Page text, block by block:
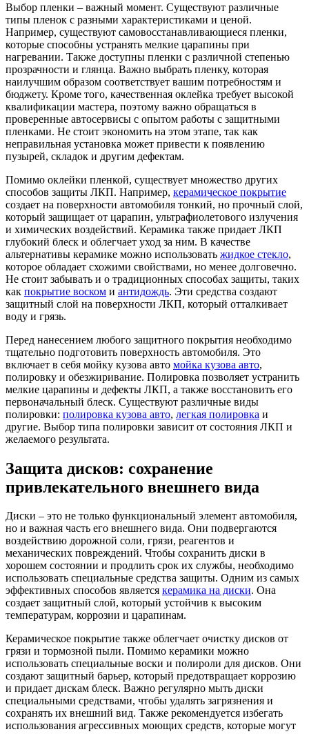
Выбор пленки – важный момент. Существуют различные
типы пленок с разными характеристиками и ценой.
Например, существуют самовосстанавливающиеся пленки,
которые способны устранять мелкие царапины при
нагревании. Также доступны пленки с различной степенью
прозрачности и глянца. Важно выбрать пленку, которая
наилучшим образом соответствует вашим потребностям и
бюджету. Кроме того, качественная оклейка требует высокой
квалификации мастера, поэтому важно обращаться в
проверенные автосервисы с опытом работы с защитными
пленками. Не стоит экономить на этом этапе, так как
неправильная установка может привести к появлению
пузырей, складок и другим дефектам.
Помимо оклейки пленкой, существует множество других
способов защиты ЛКП. Например, керамическое покрытие
создает на поверхности автомобиля тонкий, но прочный слой,
который защищает от царапин, ультрафиолетового излучения
и химических воздействий. Керамика также придает ЛКП
глубокий блеск и облегчает уход за ним. В качестве
альтернативы керамике можно использовать жидкое стекло,
которое обладает схожими свойствами, но менее долговечно.
Не стоит забывать и о традиционных способах защиты, таких
как покрытие воском и антидождь. Эти средства создают
защитный слой на поверхности ЛКП, который отталкивает
воду и грязь.
Перед нанесением любого защитного покрытия необходимо
тщательно подготовить поверхность автомобиля. Это
включает в себя мойку кузова авто мойка кузова авто,
полировку и обезжиривание. Полировка позволяет устранить
мелкие царапины и дефекты ЛКП, а также восстановить его
первоначальный блеск. Существуют различные виды
полировки: полировка кузова авто, легкая полировка и
другие. Выбор типа полировки зависит от состояния ЛКП и
желаемого результата.
Защита дисков: сохранение
привлекательного внешнего вида
Диски – это не только функциональный элемент автомобиля,
но и важная часть его внешнего вида. Они подвергаются
воздействию дорожной соли, грязи, реагентов и
механических повреждений. Чтобы сохранить диски в
хорошем состоянии и продлить срок их службы, необходимо
использовать специальные средства защиты. Одним из самых
эффективных способов является керамика на диски. Она
создает защитный слой, который устойчив к высоким
температурам, коррозии и царапинам.
Керамическое покрытие также облегчает очистку дисков от
грязи и тормозной пыли. Помимо керамики можно
использовать специальные воски и полироли для дисков. Они
создают защитный барьер, который предотвращает коррозию
и придает дискам блеск. Важно регулярно мыть диски
специальными средствами, чтобы удалять загрязнения и
сохранять их внешний вид. Также рекомендуется избегать
использования агрессивных моющих средств, которые могут